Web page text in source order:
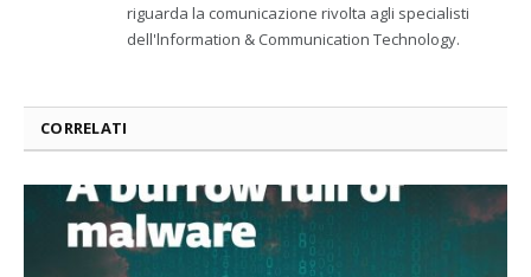
riguarda la comunicazione rivolta agli specialisti
dell'lnformation & Communication Technology.
CORRELATI